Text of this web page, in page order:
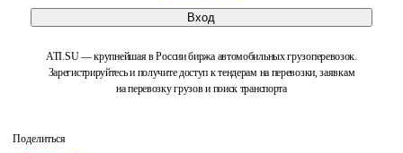
Вход
ATI.SU — крупнейшая в России биржа автомобильных грузоперевозок.
Зарегистрируйтесь и получите доступ к тендерам на перевозки, заявкам
на перевозку грузов и поиск транспорта
Поделиться